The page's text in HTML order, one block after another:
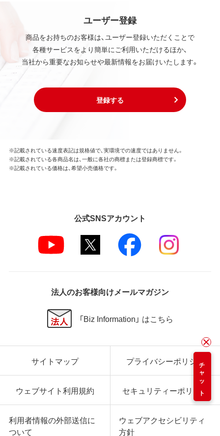
ユーザー登録
商品をお持ちのお客様は、ユーザー登録いただくことで
各種サービスをより簡単にご利用いただけるほか、
当社から重要なお知らせや最新情報をお届けいたします。
登録する
チャット
※記載されている速度表記は規格値で、実環境での速度ではありません。
※記載されている各商品名は、一般に各社の商標または登録商標です。
※記載されている価格は、希望小売価格です。
公式SNSアカウント
法人のお客様向けメールマガジン
「Biz Information」 はこちら
サイトマップ プライバシーポリシー
ウェブサイト利用規約 セキュリティーポリシー
利用者情報の外部送信に
ついて
ウェブアクセシビリティ
方針